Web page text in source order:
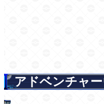
アドベンチャ